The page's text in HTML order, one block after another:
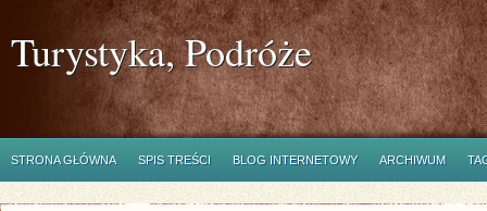
Turystyka, Podróże
STRONA GŁÓWNA SPIS TREŚCI BLOG INTERNETOWY ARCHIWUM